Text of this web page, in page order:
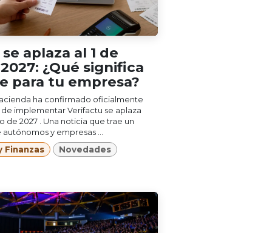
aplaza al 1 de
¿Qué significa
para tu empresa?
ha confirmado oficialmente
implementar Verifactu se aplaza
de 2027 . Una noticia que trae un
y empresas ...
Finanzas
Novedades